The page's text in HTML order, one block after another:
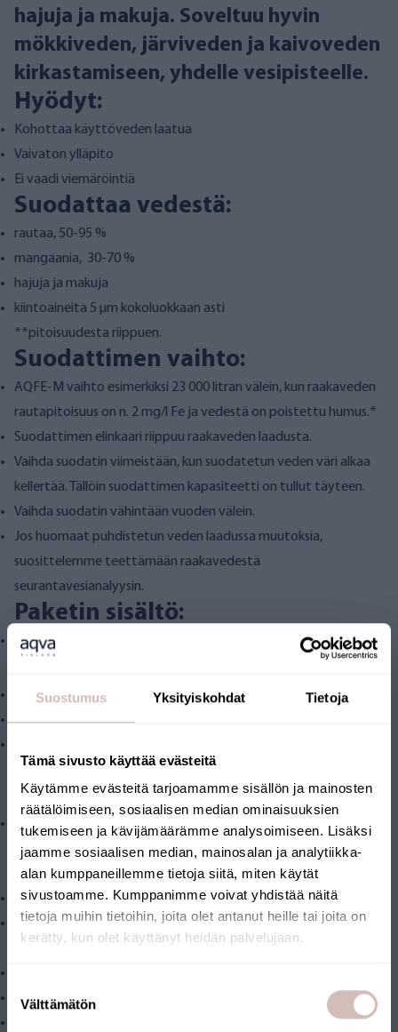
Suostumus Yksityiskohdat Tietoja
Tämä sivusto käyttää evästeitä
Käytämme evästeitä tarjoamamme sisällön ja mainosten
räätälöimiseen, sosiaalisen median ominaisuuksien
tukemiseen ja kävijämäärämme analysoimiseen. Lisäksi
jaamme sosiaalisen median, mainosalan ja analytiikka-
alan kumppaneillemme tietoja siitä, miten käytät
sivustoamme. Kumppanimme voivat yhdistää näitä
tietoja muihin tietoihin, joita olet antanut heille tai joita on
kerätty, kun olet käyttänyt heidän palvelujaan.
valinta
Välttämätön
hajuja ja makuja. Soveltuu hyvin
mökkiveden, järviveden ja kaivoveden
kirkastamiseen, yhdelle vesipisteelle.
Hyödyt:
Kohottaa käyttöveden laatua
Vaivaton ylläpito
Ei vaadi viemäröintiä
Suodattaa vedestä:
rautaa, 50-95 %
mangaania, 30-70 %
hajuja ja makuja
kiintoaineita 5 µm kokoluokkaan asti
**pitoisuudesta riippuen.
Suodattimen vaihto:
AQFE-M vaihto esimerkiksi 23 000 litran välein, kun raakaveden
rautapitoisuus on n. 2 mg/l Fe ja vedestä on poistettu humus.*
Suodattimen elinkaari riippuu raakaveden laadusta.
Vaihda suodatin viimeistään, kun suodatetun veden väri alkaa
kellertää. Tällöin suodattimen kapasiteetti on tullut täyteen.
Vaihda suodatin vähintään vuoden välein.
Jos huomaat puhdistetun veden laadussa muutoksia,
suosittelemme teettämään raakavedestä
seurantavesianalyysin.
Paketin sisältö:
vaihtosuodatin
Tekniset ominaisuudet:
Tyypillinen virtausnopeus: max. 5 litraa minuutissa
Paineenalenema: 0,5 bar @ 8 l/min
vakiokoko)
Järjestelmävaatimukset:
Esisuodatusyksikkö: Suodattimelle ohjattu vesi
esisuodatettava. Esimerkiksi hienosuodatin,AQMF1-Mja
humussuodatin,AQ050X
Raakaveden max. rautapitoisuus 3 mg/l. Suositus 2 mg/l.
Raakaveden max. mangaanipitoisuus 300 mg/l. Suositus 70
Raakaveden pH arvo: 6 - 9, optimi 7,8.